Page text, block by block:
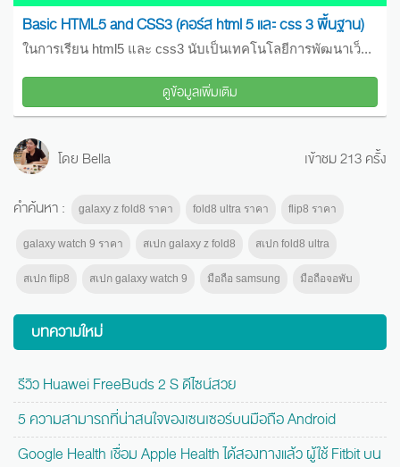
Basic HTML5 and CSS3 (คอร์ส html 5 และ css 3 พื้นฐาน)
ในการเรียน html5 และ css3 นับเป็นเทคโนโลยีการพัฒนาเว็...
ดูข้อมูลเพิ่มเติม
โดย Bella เข้าชม 213 ครั้ง
คำค้นหา : galaxy z fold8 ราคา fold8 ultra ราคา flip8 ราคา
galaxy watch 9 ราคา สเปก galaxy z fold8 สเปก fold8 ultra
สเปก flip8 สเปก galaxy watch 9 มือถือ samsung มือถือจอพับ
บทความใหม่
รีวิว Huawei FreeBuds 2 S ดีไซน์สวย
5 ความสามารถที่น่าสนใจของเซนเซอร์บนมือถือ Android
Google Health เชื่อม Apple Health ได้สองทางแล้ว ผู้ใช้ Fitbit บน